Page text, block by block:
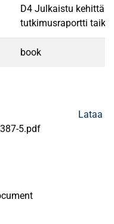
D4 Julkaistu
tutkimusraportti
book
5.pdf
Lataa